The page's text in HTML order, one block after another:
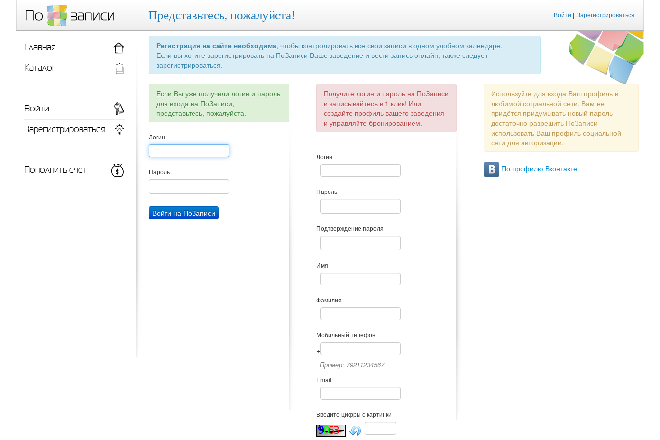
Войти | Зарегистрироваться
Представьтесь, пожалуйста!
Регистрация на сайте необходима, чтобы контролировать все свои записи в одном удобном календаре.
Если вы хотите зарегистрировать на ПоЗаписи Ваше заведение и вести запись онлайн, также следует
зарегистрироваться.
Если Вы уже получили логин и пароль
для входа на ПоЗаписи,
представьтесь, пожалуйста.
Логин
Пароль
Получите логин и пароль на ПоЗаписи
и записывайтесь в 1 клик! Или
создайте профиль вашего заведения
и управляйте бронированием.
Логин
Пароль
Подтверждение пароля
Имя
Фамилия
Мобильный телефон
+
Пример: 79211234567
Email
Введите цифры с картинки
Используйте для входа Ваш профиль в
любимой социальной сети. Вам не
придётся придумывать новый пароль -
достаточно разрешить ПоЗаписи
использовать Ваш профиль социальной
сети для авторизации.
По профилю Вконтакте
Главная
Каталог
Войти
Зарегистрироваться
Пополнить счет